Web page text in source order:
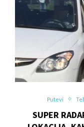
Putevi
SUPER